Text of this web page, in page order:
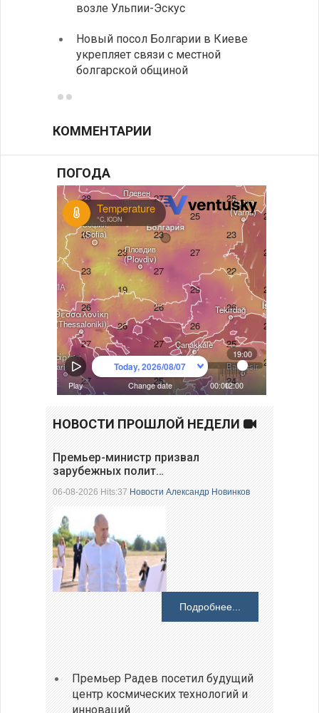
возле Ульпии-Эскус
Новый посол Болгарии в Киеве
укрепляет связи с местной
болгарской общиной
КОММЕНТАРИИ
ПОГОДА
НОВОСТИ ПРОШЛОЙ НЕДЕЛИ
Премьер-министр призвал
зарубежных полит…
06-08-2026 Hits:37Новости Александр Новинков
Подробнее...
Премьер Радев посетил будущий
центр космических технологий и
инноваций